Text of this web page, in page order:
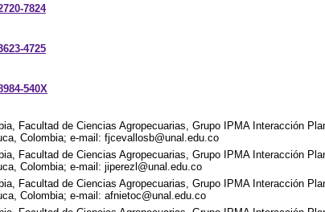
7824
4725
540X
Facultad de Ciencias Agropecuarias, Grupo IPMA Interacción
Colombia; e-mail: fjcevallosb@unal.edu.co
Facultad de Ciencias Agropecuarias, Grupo IPMA Interacción
Colombia; e-mail: jiperezl@unal.edu.co
Facultad de Ciencias Agropecuarias, Grupo IPMA Interacción
Colombia; e-mail: afnietoc@unal.edu.co